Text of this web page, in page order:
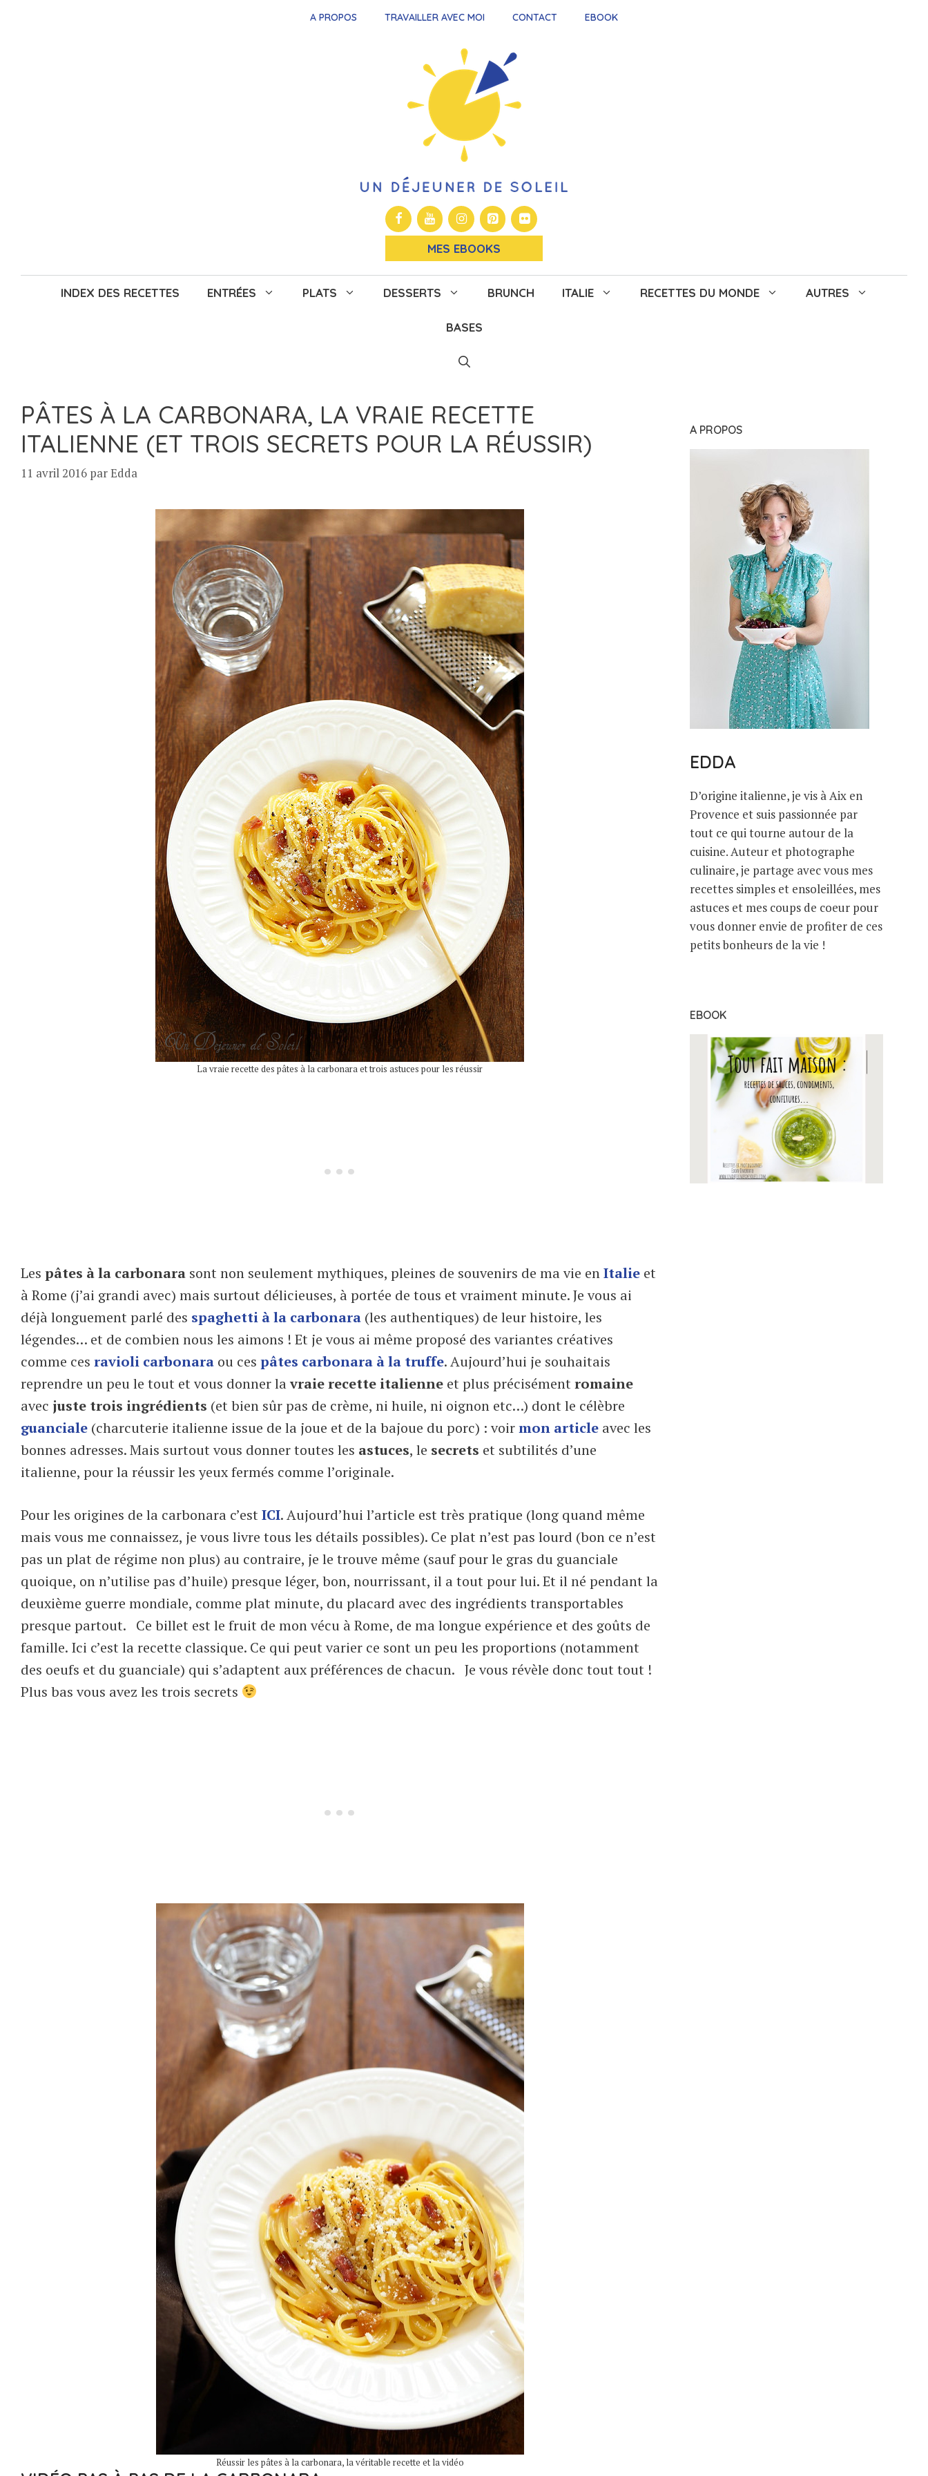
A PROPOS TRAVAILLER AVEC MOI CONTACT EBOOK
MES EBOOKS
INDEX DES RECETTES ENTRÉES PLATS DESSERTS BRUNCH ITALIE RECETTES DU MONDE AUTRES
BASES
PÂTES À LA CARBONARA, LA VRAIE RECETTE
ITALIENNE (ET TROIS SECRETS POUR LA RÉUSSIR)
11 avril 2016 parEdda
La vraie recette des pâtes à la carbonara et trois astuces pour les réussir
Les pâtes à la carbonara sont non seulement mythiques, pleines de souvenirs de ma vie enItalie et
à Rome (j’ai grandi avec) mais surtout délicieuses, à portée de tous et vraiment minute. Je vous ai
déjà longuement parlé des spaghetti à la carbonara (les authentiques) de leur histoire, les
légendes… et de combien nous les aimons ! Et je vous ai même proposé des variantes créatives
comme ces ravioli carbonara ou ces pâtes carbonara à la truffe. Aujourd’hui je souhaitais
reprendre un peu le tout et vous donner lavraie recette italienne et plus précisément romaine
avec juste trois ingrédients (et bien sûr pas de crème, ni huile, ni oignon etc…) dont le célèbre
guanciale (charcuterie italienne issue de la joue et de la bajoue du porc) : voirmon article avec les
bonnes adresses. Mais surtout vous donner toutes les astuces, le secrets et subtilités d’une
italienne, pour la réussir les yeux fermés comme l’originale.
Pour les origines de la carbonara c’est ICI. Aujourd’hui l’article est très pratique (long quand même
mais vous me connaissez, je vous livre tous les détails possibles). Ce plat n’est pas lourd (bon ce n’est
pas un plat de régime non plus) au contraire, je le trouve même (sauf pour le gras du guanciale
quoique, on n’utilise pas d’huile) presque léger, bon, nourrissant, il a tout pour lui. Et il né pendant la
deuxième guerre mondiale, comme plat minute, du placard avec des ingrédients transportables
presque partout. Ce billet est le fruit de mon vécu à Rome, de ma longue expérience et des goûts de
famille. Ici c’est la recette classique. Ce qui peut varier ce sont un peu les proportions (notamment
des oeufs et du guanciale) qui s’adaptent aux préférences de chacun. Je vous révèle donc tout tout !
Plus bas vous avez les trois secrets
Réussir les pâtes à la carbonara, la véritable recette et la vidéo
A PROPOS
EDDA
D’origine italienne, je vis à Aix en
Provence et suis passionnée par
tout ce qui tourne autour de la
cuisine. Auteur et photographe
culinaire, je partage avec vous mes
recettes simples et ensoleillées, mes
astuces et mes coups de coeur pour
vous donner envie de profiter de ces
petits bonheurs de la vie !
EBOOK